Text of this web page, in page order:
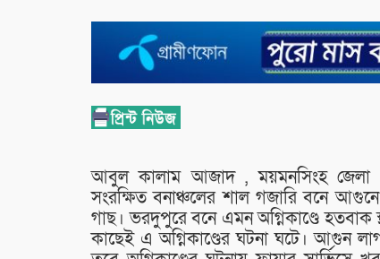
আবুল কালাম আজাদ , ময়মনসিংহ জেলা
সংরক্ষিত বনাঞ্চলের শাল গজারি বনে
গাছ। ভরদুপুরে বনে এমন অগ্নিকাণ্ডে হতবাক
কাছেই এ অগ্নিকাণ্ডের ঘটনা ঘটে। আগুন